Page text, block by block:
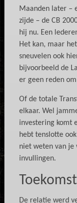
Maanden later –
zijde – de CB
hij nu. Een
Het kan, maar
sneuvelen ook
bijvoorbeeld de
er geen reden
Of de totale
elkaar. Wel
investering komt
hebt tenslotte
niet weten van je
invullingen.
Toekomst
De relatie werd